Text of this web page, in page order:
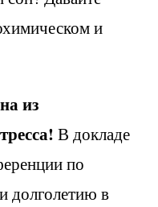
и
из
В докладе
по
долголетию в